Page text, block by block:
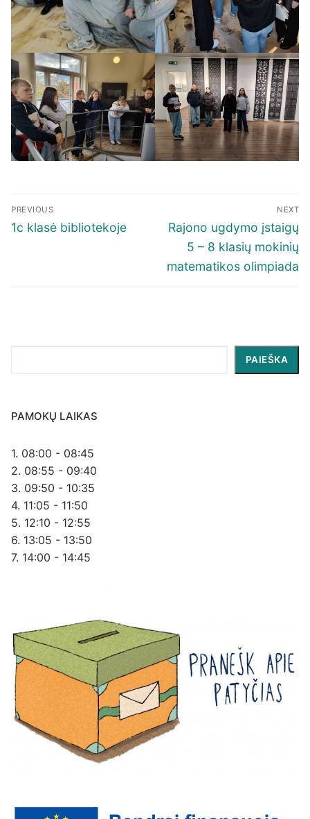
Navigacija
tarp
PREVIOUS
Previous
1c klasė bibliotekoje
NEXT
Next
post:
Rajono ugdymo įstaigų
5 – 8 klasių mokinių
matematikos olimpiada
PAIEŠKA
PAMOKŲ LAIKAS
1. 08:00 - 08:45
2. 08:55 - 09:40
3. 09:50 - 10:35
4. 11:05 - 11:50
5. 12:10 - 12:55
6. 13:05 - 13:50
7. 14:00 - 14:45